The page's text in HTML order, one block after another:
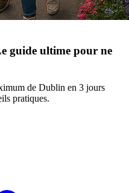
guide ultime pour ne
de Dublin en 3 jours
pratiques.